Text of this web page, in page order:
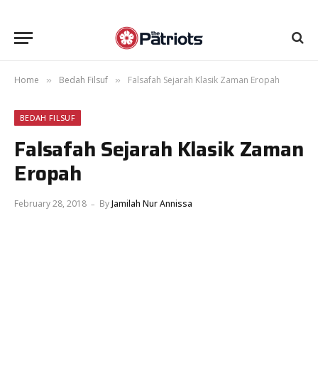
Home » Bedah Filsuf » Falsafah Sejarah Klasik Zaman Eropah
BEDAH FILSUF
Falsafah Sejarah Klasik Zaman
Eropah
February 28, 2018 ByJamilah Nur Annissa